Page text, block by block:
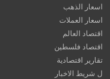
اسعار الذهب
اسعار العملات
اقتصاد العالم
اقتصاد فلسطين
تقارير اقتصادية
ل شريط الاخبار